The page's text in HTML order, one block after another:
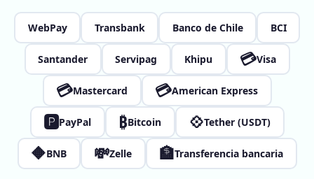
WebPay Transbank Banco de Chile BCI
Santander Servipag Khipu 💳Visa
💳Mastercard 💳American Express
🅿PayPal ₿Bitcoin 💠Tether (USDT)
🔶BNB 💸Zelle 🏦Transferencia bancaria